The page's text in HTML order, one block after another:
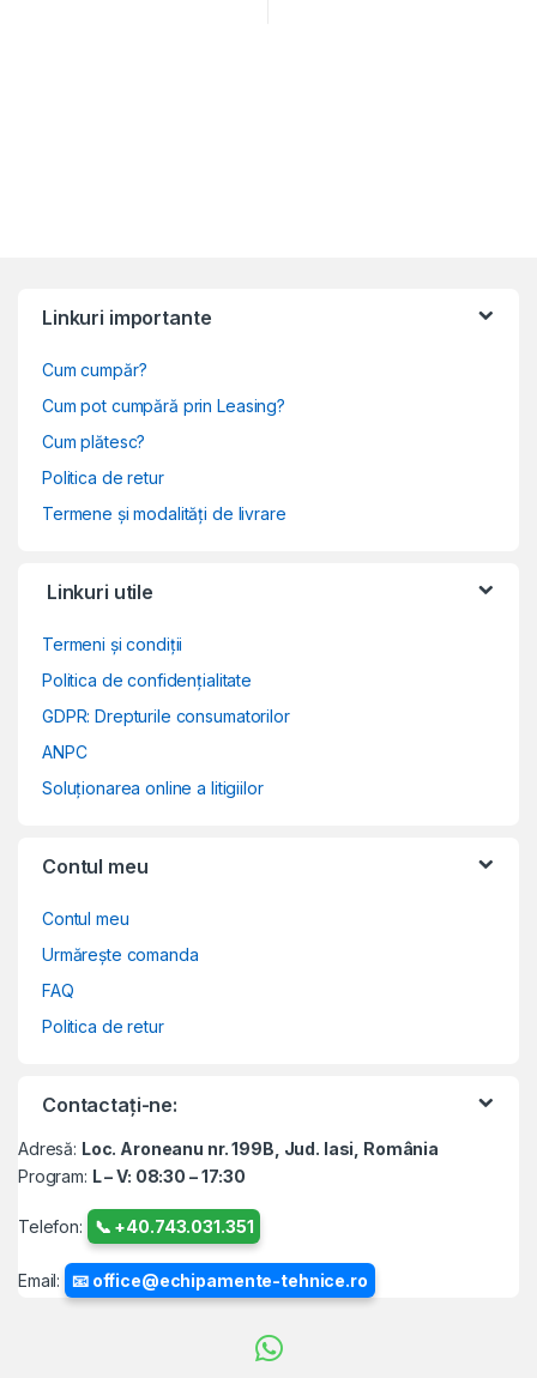
Linkuri importante
Cum cumpăr?
Cum pot cumpără prin Leasing?
Cum plătesc?
Politica de retur
Termene și modalități de livrare
Linkuri utile
Termeni și condiții
Politica de confidențialitate
GDPR: Drepturile consumatorilor
ANPC
Soluționarea online a litigiilor
Contul meu
Contul meu
Urmărește comanda
FAQ
Politica de retur
Contactați-ne:
Adresă: Loc. Aroneanu nr. 199B, Jud. Iasi, România
Program: L – V: 08:30 – 17:30
Telefon: 📞 +40.743.031.351
Email: 📧 office@echipamente-tehnice.ro